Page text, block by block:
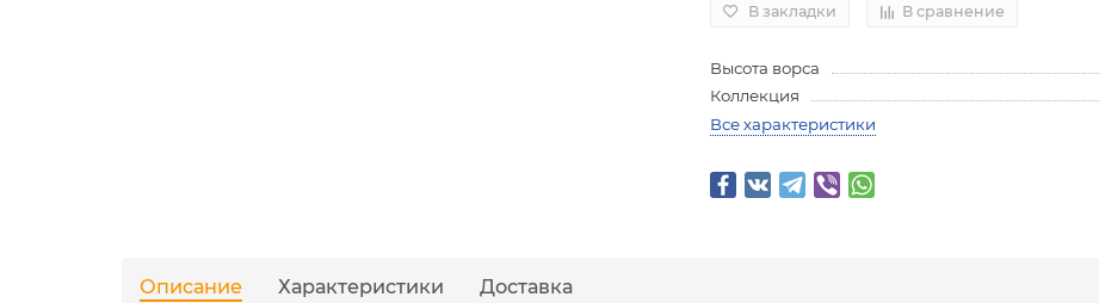
В закладки В сравнение
Высота ворса
Коллекция
Все характеристики
Описание Характеристики Доставка